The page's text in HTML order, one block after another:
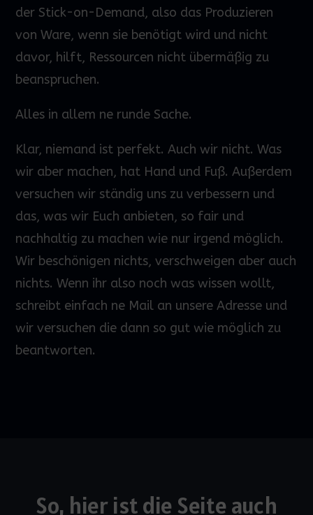
der Stick-on-Demand, also das Produzieren
von Ware, wenn sie benötigt wird und nicht
davor, hilft, Ressourcen nicht übermäßig zu
beanspruchen.
Alles in allem ne runde Sache.
Klar, niemand ist perfekt. Auch wir nicht. Was
wir aber machen, hat Hand und Fuß. Außerdem
versuchen wir ständig uns zu verbessern und
das, was wir Euch anbieten, so fair und
nachhaltig zu machen wie nur irgend möglich.
Wir beschönigen nichts, verschweigen aber auch
nichts. Wenn ihr also noch was wissen wollt,
schreibt einfach ne Mail an unsere Adresse und
wir versuchen die dann so gut wie möglich zu
beantworten.
So, hier ist die Seite auch